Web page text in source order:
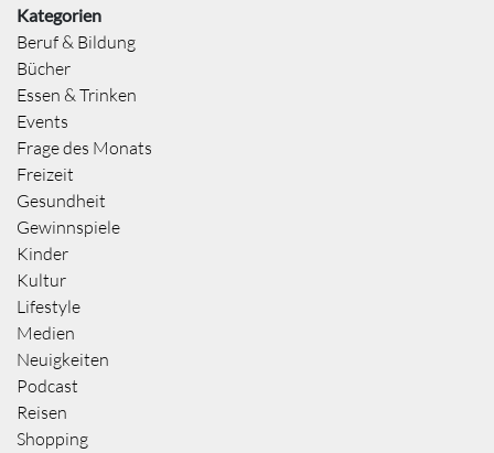
Kategorien
Beruf & Bildung
Bücher
Essen & Trinken
Events
Frage des Monats
Freizeit
Gesundheit
Gewinnspiele
Kinder
Kultur
Lifestyle
Medien
Neuigkeiten
Podcast
Reisen
Shopping